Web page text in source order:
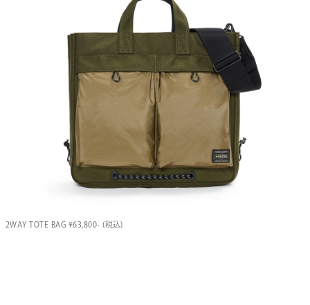
2WAY TOTE BAG ¥63,800- (税込)